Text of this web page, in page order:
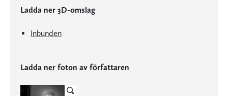
Ladda ner 3D-omslag
Inbunden
Ladda ner foton av författaren